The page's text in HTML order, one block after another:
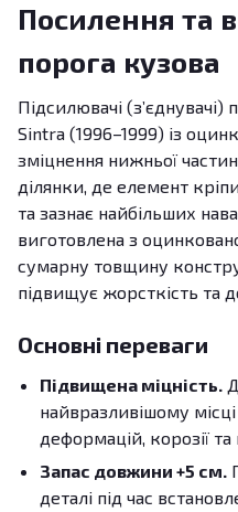
Посилення та
порога кузова
Підсилювачі (з’єднувачі)
Sintra (1996–1999) із
зміцнення нижньої
ділянки, де елемент
та зазнає найбільших
виготовлена з
сумарну товщину
підвищує жорсткість та
Основні переваги
Підвищена міцність.
найвразливішому
деформацій, корозії
Запас довжини +5 см.
деталі під час